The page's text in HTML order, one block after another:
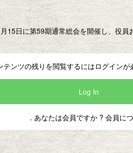
15日に第59期通常総会を開催し、役
テンツの残りを閲覧するにはログイン
Log In
. あなたは会員ですか ? 会員に